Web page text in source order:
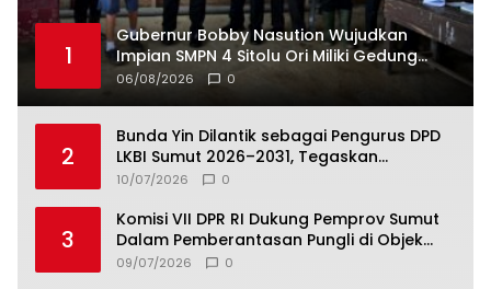
1
Gubernur Bobby Nasution Wujudkan
Impian SMPN 4 Sitolu Ori Miliki Gedung
Permanen
06/08/2026 0
2
Bunda Yin Dilantik sebagai Pengurus DPD
LKBI Sumut 2026–2031, Tegaskan
Komitmen Perkuat Toleransi dan
10/07/2026 0
3
Komisi VII DPR RI Dukung Pemprov Sumut
Dalam Pemberantasan Pungli di Objek
Wisata
09/07/2026 0